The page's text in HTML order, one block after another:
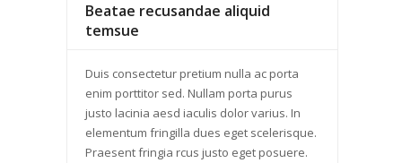
Beatae recusandae aliquid
temsue
Duis consectetur pretium nulla ac porta
enim porttitor sed. Nullam porta purus
justo lacinia aesd iaculis dolor varius. In
elementum fringilla dues eget scelerisque.
Praesent fringia rcus justo eget posuere.